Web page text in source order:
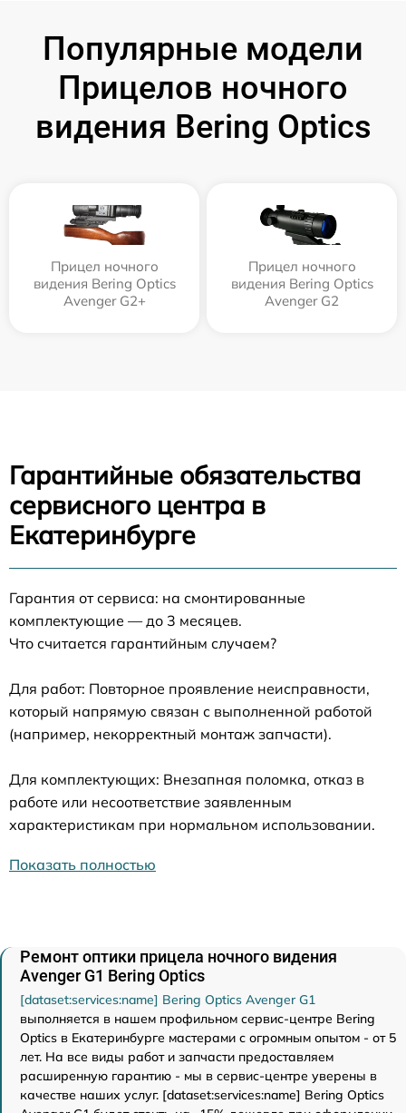
Популярные модели
Прицелов ночного
видения Bering Optics
Прицел ночного
видения Bering Optics
Avenger G2+
Прицел ночного
видения Bering Optics
Avenger G2
Гарантийные обязательства
сервисного центра в
Екатеринбурге
Гарантия от сервиса: на смонтированные
комплектующие — до 3 месяцев.
Что считается гарантийным случаем?
Для работ: Повторное проявление неисправности,
который напрямую связан с выполненной работой
(например, некорректный монтаж запчасти).
Для комплектующих: Внезапная поломка, отказ в
работе или несоответствие заявленным
характеристикам при нормальном использовании.
Показать полностью
Ремонт оптики прицела ночного видения
Avenger G1 Bering Optics
[dataset:services:name] Bering Optics Avenger G1
выполняется в нашем профильном сервис-центре Bering
Optics в Екатеринбурге мастерами с огромным опытом - от 5
лет. На все виды работ и запчасти предоставляем
расширенную гарантию - мы в сервис-центре уверены в
качестве наших услуг. [dataset:services:name] Bering Optics